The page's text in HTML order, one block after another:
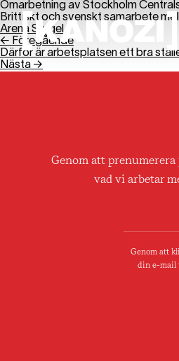
Omarbetning av Stockholm
Brittiskt och svenskt samarbete
Arena Sergel
← Föregående
Därför är arbetsplatsen ett bra
Nästa →
Genom att
vad vi arbetar
Genom att
din e-mail